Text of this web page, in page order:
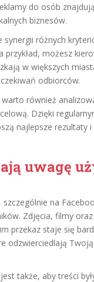
do osób
biznesów.
różnych
przykład, możesz
w większych
odbiorców.
również
Dzięki
najlepsze
uwagę
na
Zdjęcia, filmy
przekaz staje się
odzwierciedlają
także, aby treści